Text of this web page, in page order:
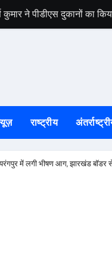
ने पीडीएस दुकानों का किया
को लेकर भाजपा
यूआईएसएल के वरीय
गागराई ने पंचायत और
की जनजागरण बस को
का मुद्दा, सांसद जोबा माझी ने
राष्ट्रीय
में लगी भीषण आग, झारखंड बॉडर